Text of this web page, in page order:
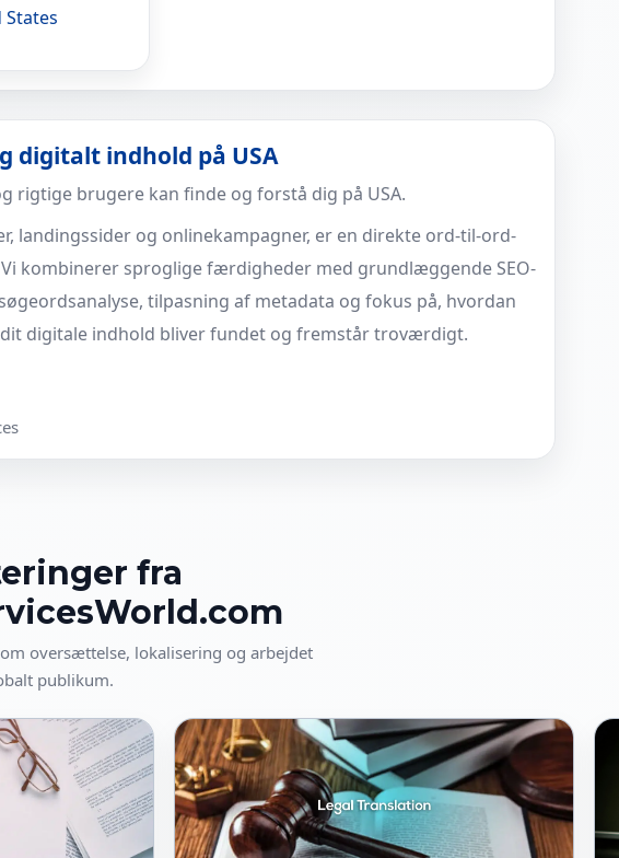
States
digitalt indhold på USA
rigtige brugere kan finde og forstå dig på USA.
landingssider og onlinekampagner, er en direkte ord-til-ord-
kombinerer sproglige færdigheder med grundlæggende SEO-
tilpasning af metadata og fokus på, hvordan
dit digitale indhold bliver fundet og fremstår troværdigt.
fra
oversættelse, lokalisering og arbejdet
publikum.